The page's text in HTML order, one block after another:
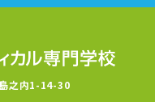
之内1-14-30